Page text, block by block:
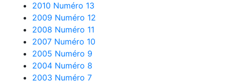
2010 Numéro 13
2009 Numéro 12
2008 Numéro 11
2007 Numéro 10
2005 Numéro 9
2004 Numéro 8
2003 Numéro 7